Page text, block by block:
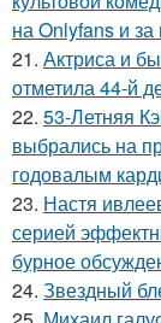
на Onlyfans и
21. Актриса и
отметила 44-й
22. 53-Летняя
выбрались на
годовалым
23. Настя
серией
бурное
24. Звездный